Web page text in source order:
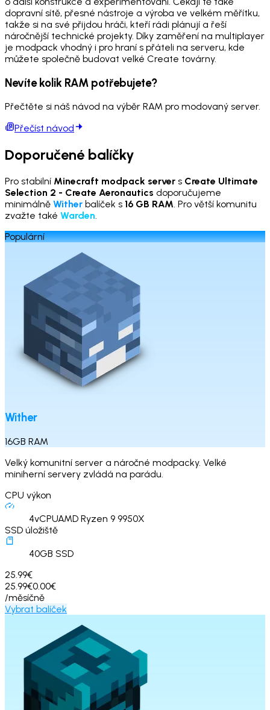
dopravní sítě, přesné nástroje a výroba ve velkém měřítku,
takže si na své přijdou hráči, kteří rádi plánují a řeší
náročnější technické projekty. Díky zaměření na multiplayer
je modpack vhodný i pro hraní s přáteli na serveru, kde
můžete společně budovat velké Create továrny.
Nevíte kolik RAM potřebujete?
Přečtěte si náš návod na výběr RAM pro modovaný server.
Přečíst návod
Doporučené balíčky
Pro stabilní Minecraft modpack server s Create Ultimate
Selection 2 - Create Aeronautics doporučujeme
minimálně Wither balíček s 16 GB RAM. Pro větší komunitu
zvažte také Warden.
Populární
Wither
16GB RAM
Velký komunitní server a náročné modpacky. Velké
miniherní servery zvládá na parádu.
CPU výkon
4vCPUAMD Ryzen 9 9950X
SSD úložiště
40GB SSD
25.99€
25.99€0.00€
/měsíčně
Vybrat balíček